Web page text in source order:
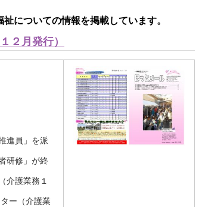
についての情報を掲載しています。
２月発行）
進員」を派
研修」が終
護業務１
ー（介護業